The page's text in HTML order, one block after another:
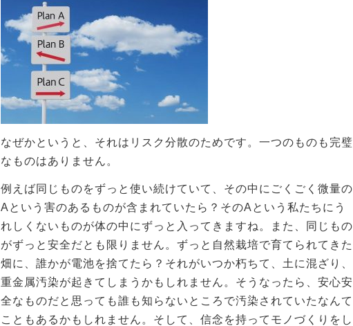
なぜかというと、それはリスク分散のためです。一つのものも完璧
なものはありません。
例えば同じものをずっと使い続けていて、その中にごくごく微量の
Aという害のあるものが含まれていたら？そのAという私たちにう
れしくないものが体の中にずっと入ってきますね。また、同じもの
がずっと安全だとも限りません。ずっと自然栽培で育てられてきた
畑に、誰かが電池を捨てたら？それがいつか朽ちて、土に混ざり、
重金属汚染が起きてしまうかもしれません。そうなったら、安心安
全なものだと思っても誰も知らないところで汚染されていたなんて
こともあるかもしれません。そして、信念を持ってモノづくりをし